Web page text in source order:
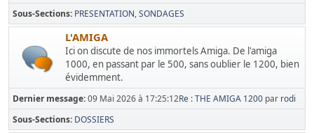
Sous-Sections PRESENTATION SONDAGES
L'AMIGA
Ici on discute de nos immortels Amiga. De l'amiga
1000, en passant par le 500, sans oublier le 1200, bien
évidemment.
Dernier message:09 Mai 2026 à 17:25:12Re : THE AMIGA 1200 par rodi
Sous-Sections DOSSIERS